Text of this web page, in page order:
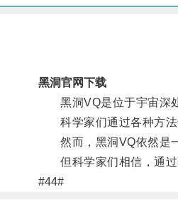
黑洞官网下载
黑洞VQ是位于宇宙深处
科学家们通过各种方法
然而，黑洞VQ依然是一
但科学家们相信，通过
#44#